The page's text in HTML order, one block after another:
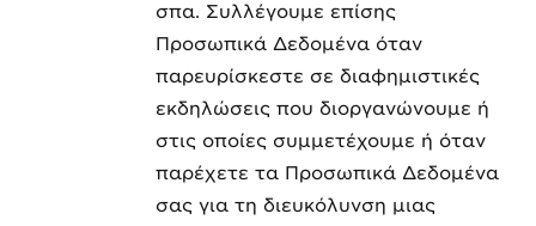
σπα. Συλλέγουμε επίσης
Προσωπικά Δεδομένα όταν
παρευρίσκεστε σε διαφημιστικές
εκδηλώσεις που διοργανώνουμε ή
στις οποίες συμμετέχουμε ή όταν
παρέχετε τα Προσωπικά Δεδομένα
σας για τη διευκόλυνση μιας